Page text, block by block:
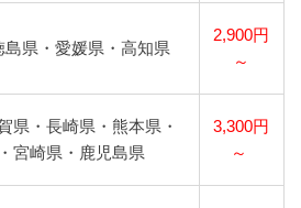
島県・愛媛県・高知県
2,900円
～
県・長崎県・熊本県・
宮崎県・鹿児島県
3,300円
～